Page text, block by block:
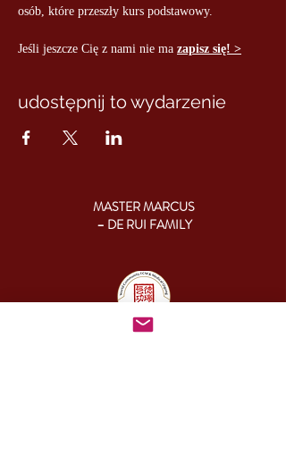
osób, które przeszły kurs podstawowy.
Jeśli jeszcze Cię z nami nie ma zapisz się! >
udostępnij to wydarzenie
MASTER MARCUS
– DE RUI FAMILY